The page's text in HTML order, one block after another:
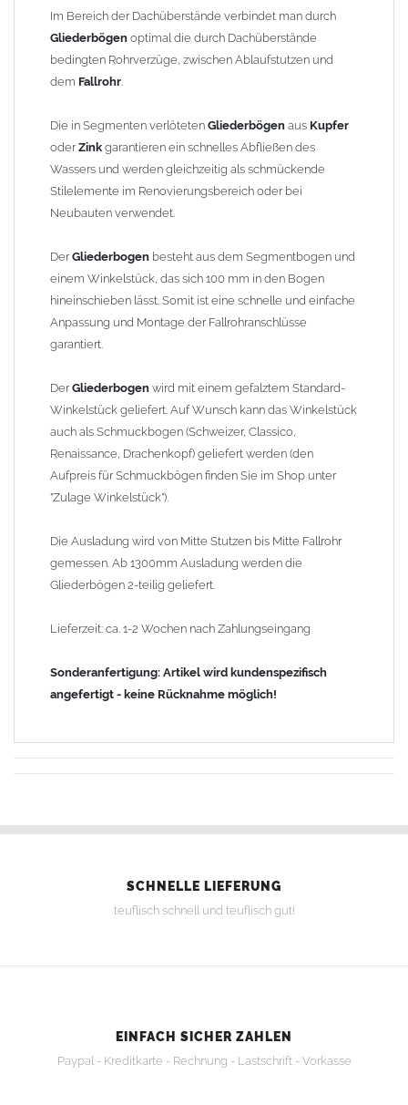
finden Sie im Shop unter "Zulage Winkelstück").
Die Ausladung wird von Mitte Stutzen bis Mitte Fallrohr
gemessen. Ab 1300mm Ausladung werden die Gliederbögen 2-
Lieferzeit: ca. 1-2 Wochen nach Zahlungseingang
Sonderanfertigung: Artikel wird kundenspezifisch angefertigt -
keine Rücknahme möglich!
Im Bereich der Dachüberstände verbindet man durch
Gliederbögen optimal die durch Dachüberstände
bedingten Rohrverzüge, zwischen Ablaufstutzen und
dem Fallrohr.
Die in Segmenten verlöteten Gliederbögen aus Kupfer
oderZink garantieren ein schnelles Abfließen des
Wassers und werden gleichzeitig als schmückende
Stilelemente im Renovierungsbereich oder bei
Neubauten verwendet.
DerGliederbogen besteht aus dem Segmentbogen und
einem Winkelstück, das sich 100 mm in den Bogen
hineinschieben lässt. Somit ist eine schnelle und einfache
Anpassung und Montage der Fallrohranschlüsse
garantiert.
DerGliederbogen wird mit einem gefalztem Standard-
Winkelstück geliefert. Auf Wunsch kann das Winkelstück
auch als Schmuckbogen (Schweizer, Classico,
Renaissance, Drachenkopf) geliefert werden (den
Aufpreis für Schmuckbögen finden Sie im Shop unter
"Zulage Winkelstück").
Die Ausladung wird von Mitte Stutzen bis Mitte Fallrohr
gemessen. Ab 1300mm Ausladung werden die
Gliederbögen 2-teilig geliefert.
Lieferzeit: ca. 1-2 Wochen nach Zahlungseingang
Sonderanfertigung: Artikel wird kundenspezifisch
angefertigt - keine Rücknahme möglich!
SCHNELLE LIEFERUNG
teuflisch schnell und teuflisch gut!
EINFACH SICHER ZAHLEN
Paypal - Kreditkarte - Rechnung - Lastschrift - Vorkasse